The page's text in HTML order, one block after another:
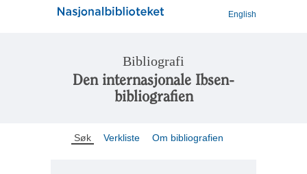
English
Bibliografi
Den internasjonale Ibsen-
bibliografien
Søk Verkliste Om bibliografien